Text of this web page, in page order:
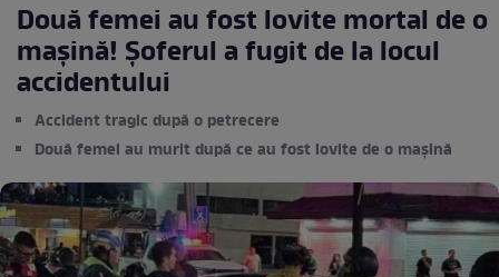
Două femei au fost lovite mortal de o
mașină! Șoferul a fugit de la locul
accidentului
Accident tragic după o petrecere
Două femei au murit după ce au fost lovite de o mașină